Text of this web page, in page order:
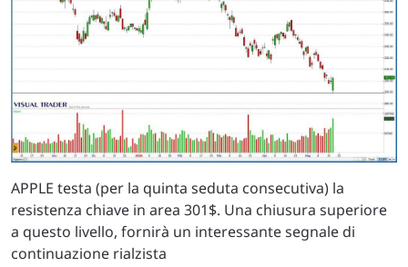
APPLE testa (per la quinta seduta consecutiva) la
resistenza chiave in area 301$. Una chiusura superiore
a questo livello, fornirà un interessante segnale di
continuazione rialzista